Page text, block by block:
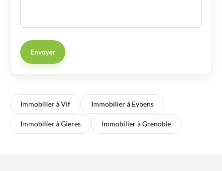
Envoyer
Immobilier à Vif Immobilier à Eybens
Immobilier à Gieres Immobilier à Grenoble